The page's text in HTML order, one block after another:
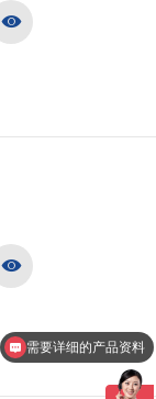
想了解产品的报价

